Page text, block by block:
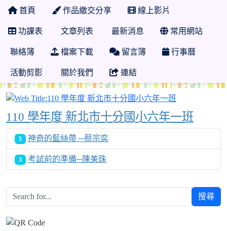
首頁 作品繳交分享 線上影片
功課表 文章列表 最新消息 常用網站
聯絡簿 檔案下載 留言簿 行事曆
活動剪影 關於我們 連結
110 學年度 新北市十分國小六年一班
5 神奇的藍絲帶 ─蔡宗奕
3 考試前的準備─陳美珠
搜尋